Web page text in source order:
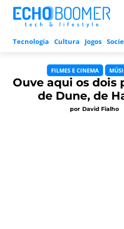
Tecnologia Cultura Jogos
FILMES E CINEMA
Ouve aqui os dois
de Dune, de
por David Fialho